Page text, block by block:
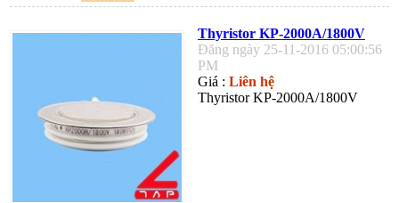
Thyristor KP-2000A/1800V
Đăng ngày 25-11-2016 05:00:56
PM
Giá : Liên hệ
Thyristor KP-2000A/1800V